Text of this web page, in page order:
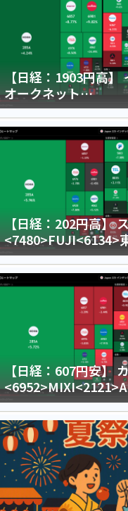
【日経：1903円高
オークネット
トレ8月5日
【日経：202円高】
<7480>FUJI<6134>
今日のデイトレ8月4
【日経：607円安】
>今日のデイトレ8月